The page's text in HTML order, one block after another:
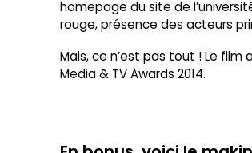
homepage du site de
rouge, présence des acteurs
Mais, ce n’est pas tout ! Le film
Media & TV Awards 2014.